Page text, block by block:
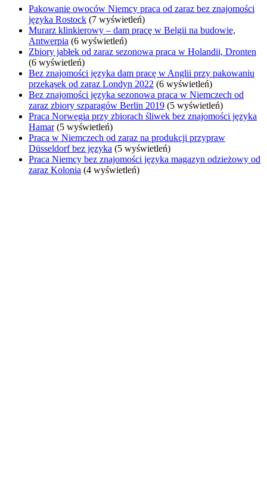
Pakowanie owoców Niemcy praca od zaraz bez znajomości
języka Rostock (7 wyświetleń)
Murarz klinkierowy – dam pracę w Belgii na budowie,
Antwerpia (6 wyświetleń)
Zbiory jabłek od zaraz sezonowa praca w Holandii, Dronten
(6 wyświetleń)
Bez znajomości języka dam pracę w Anglii przy pakowaniu
przekąsek od zaraz Londyn 2022 (6 wyświetleń)
Bez znajomości języka sezonowa praca w Niemczech od
zaraz zbiory szparagów Berlin 2019 (5 wyświetleń)
Praca Norwegia przy zbiorach śliwek bez znajomości języka
Hamar(5 wyświetleń)
Praca w Niemczech od zaraz na produkcji przypraw
Düsseldorf bez języka (5 wyświetleń)
Praca Niemcy bez znajomości języka magazyn odzieżowy od
zaraz Kolonia (4 wyświetleń)